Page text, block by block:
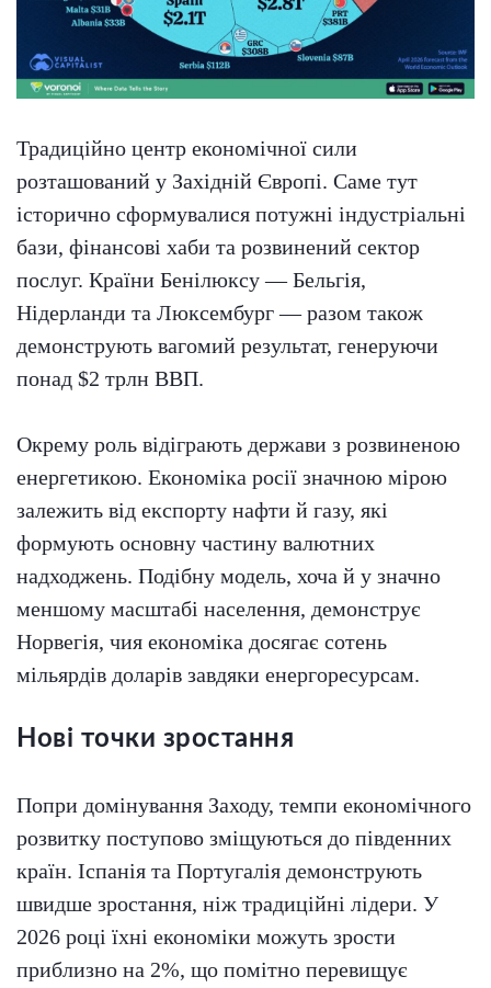
Традиційно центр економічної сили
розташований у Західній Європі. Саме тут
історично сформувалися потужні індустріальні
бази, фінансові хаби та розвинений сектор
послуг. Країни Бенілюксу — Бельгія,
Нідерланди та Люксембург — разом також
демонструють вагомий результат, генеруючи
понад $2 трлн ВВП.
Окрему роль відіграють держави з розвиненою
енергетикою. Економіка росії значною мірою
залежить від експорту нафти й газу, які
формують основну частину валютних
надходжень. Подібну модель, хоча й у значно
меншому масштабі населення, демонструє
Норвегія, чия економіка досягає сотень
мільярдів доларів завдяки енергоресурсам.
Нові точки зростання
Попри домінування Заходу, темпи економічного
розвитку поступово зміщуються до південних
країн. Іспанія та Португалія демонструють
швидше зростання, ніж традиційні лідери. У
2026 році їхні економіки можуть зрости
приблизно на 2%, що помітно перевищує